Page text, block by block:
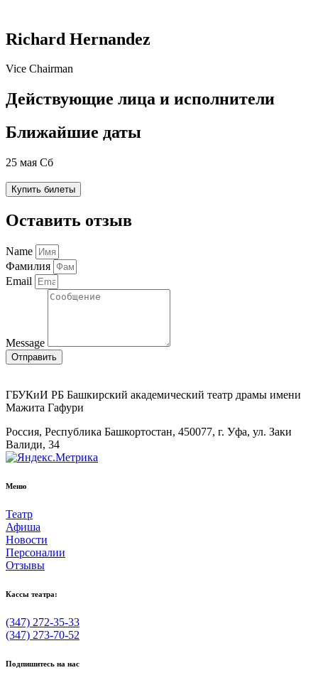
Richard Hernandez
Vice Chairman
Действующие лица и исполнители
Ближайшие даты
25 мая Сб
Купить билеты
Оставить отзыв
Name
Фамилия
Email
Message
Отправить
ГБУКиИ РБ Башкирский академический театр драмы имени
Мажита Гафури
Россия, Республика Башкортостан, 450077, г. Уфа, ул. Заки
Валиди, 34
Меню
Театр
Афиша
Новости
Персоналии
Отзывы
Кассы театра:
(347) 272-35-33
(347) 273-70-52
Подпишитесь на нас